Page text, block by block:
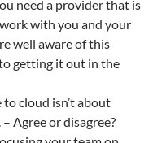
need a provider that is
with you and your
well aware of this
getting it out in the
cloud isn’t about
Agree or disagree?